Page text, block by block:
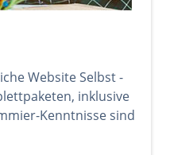
Website Selbst -
inklusive
Kenntnisse sind